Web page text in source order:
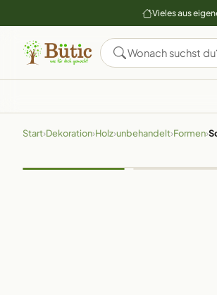
Vieles aus
Start›Dekoration›Holz›unbehandelt›Formen›